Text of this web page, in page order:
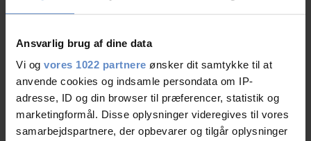
Ansvarlig brug af dine data
Vi og vores 1022 partnere ønsker dit samtykke til at
anvende cookies og indsamle persondata om IP-
adresse, ID og din browser til præferencer, statistik og
marketingformål. Disse oplysninger videregives til vores
samarbejdspartnere, der opbevarer og tilgår oplysninger
7,50 ud af 10
Et hyggeligt lille sted hvor vi mødte andre venlige
mennesker, der var med på en god hyggelig snak.